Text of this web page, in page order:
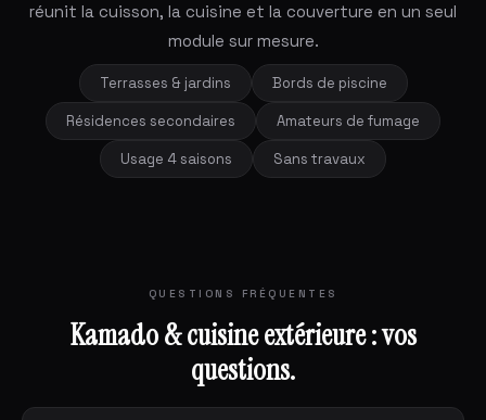
réunit la cuisson, la cuisine et la couverture en un seul
module sur mesure.
Terrasses & jardins Bords de piscine
Résidences secondaires Amateurs de fumage
Usage 4 saisons Sans travaux
QUESTIONS FRÉQUENTES
Kamado & cuisine extérieure : vos
questions.